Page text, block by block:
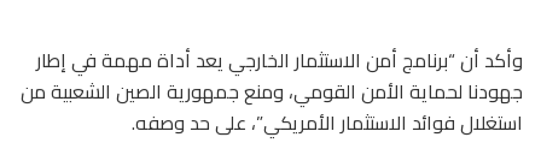
وأكد أن “برنامج أمن الاستثمار الخارجي يعد أداة مهمة في إطار
جهودنا لحماية الأمن القومي، ومنع جمهورية الصين الشعبية من
استغلال فوائد الاستثمار الأمريكي”، على حد وصفه.